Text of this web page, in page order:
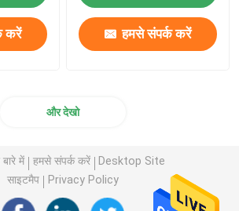
करें हमसे संपर्क करें
और देखो
बारे में हमसे संपर्क करें
Desktop Site
साइटमैप
Privacy Policy